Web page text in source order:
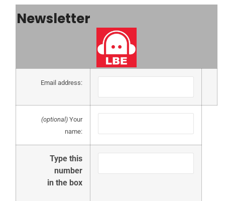
Newsletter
Email address:
(optional) Your
name:
Type this
number
in the box